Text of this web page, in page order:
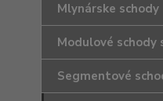
Mlynárske schody
Modulové schody
Segmentové